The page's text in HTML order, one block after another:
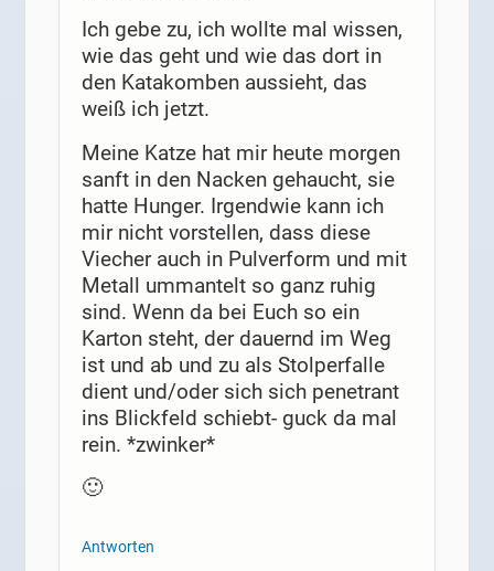
Ich gebe zu, ich wollte mal wissen,
wie das geht und wie das dort in
den Katakomben aussieht, das
weiß ich jetzt.
Meine Katze hat mir heute morgen
sanft in den Nacken gehaucht, sie
hatte Hunger. Irgendwie kann ich
mir nicht vorstellen, dass diese
Viecher auch in Pulverform und mit
Metall ummantelt so ganz ruhig
sind. Wenn da bei Euch so ein
Karton steht, der dauernd im Weg
ist und ab und zu als Stolperfalle
dient und/oder sich sich penetrant
ins Blickfeld schiebt- guck da mal
rein. *zwinker*
🙂
Antworten